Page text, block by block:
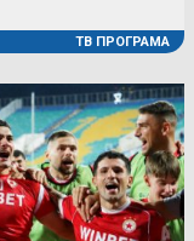
ТВ ПРОГРАМА